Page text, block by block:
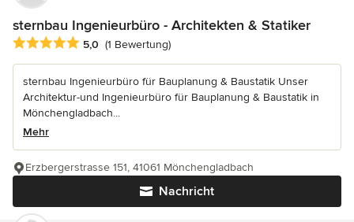
sternbau Ingenieurbüro - Architekten & Statiker
Durchschnittliche Bewertung: 5 von 5 Sternen
5,0 (1 Bewertung)
sternbau Ingenieurbüro für Bauplanung & Baustatik Unser
Architektur-und Ingenieurbüro für Bauplanung & Baustatik in
Mönchengladbach...
Mehr
Nachricht
Erzbergerstrasse 151, 41061 Mönchengladbach